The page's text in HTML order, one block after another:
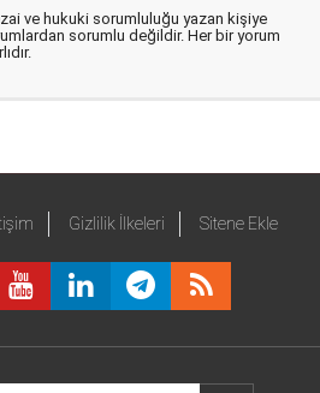
ve hukuki sorumluluğu yazan kişiye
sorumlu değildir. Her bir yorum
Gizlilik İlkeleri Sitene Ekle